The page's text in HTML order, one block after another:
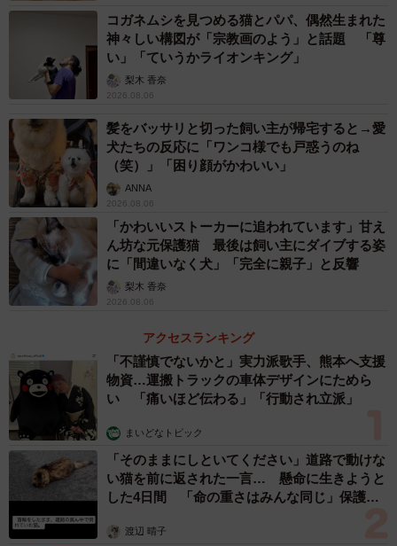
コガネムシを見つめる猫とパパ、偶然生まれた
神々しい構図が「宗教画のよう」と話題 「尊
い」「ていうかライオンキング」
梨木 香奈
2026.08.06
髪をバッサリと切った飼い主が帰宅すると→愛
犬たちの反応に「ワンコ様でも戸惑うのね
（笑）」「困り顔がかわいい」
ANNA
2026.08.06
「かわいいストーカーに追われています」甘え
ん坊な元保護猫 最後は飼い主にダイブする姿
に「間違いなく犬」「完全に親子」と反響
梨木 香奈
2026.08.06
アクセスランキング
「不謹慎でないかと」実力派歌手、熊本へ支援
物資…運搬トラックの車体デザインにためら
い 「痛いほど伝わる」「行動され立派」
まいどなトピック
「そのままにしといてください」道路で動けな
い猫を前に返された一言… 懸命に生きようと
した4日間 「命の重さはみんな同じ」保護団
渡辺 晴子